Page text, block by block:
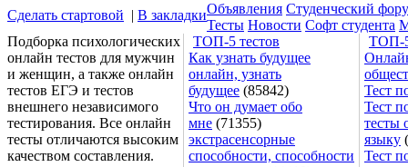
Сделать стартовой | В закладкиОбъявления Студенческий
Тесты Новости Софт студента
Подборка психологических
онлайн тестов для мужчин
и женщин, а также онлайн
тестов ЕГЭ и тестов
внешнего независимого
тестирования. Все онлайн
тесты отличаются высоким
качеством составления.
ТОП-5 тестов
ТОП-
Как узнать будущее
онлайн, узнать
будущее (85842)
Что он думает обо
мне (71355)
экстрасенсорные
способности, способности
Тест
Тест
тесты
языку
Тест